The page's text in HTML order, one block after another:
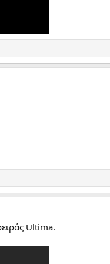
Ultima.